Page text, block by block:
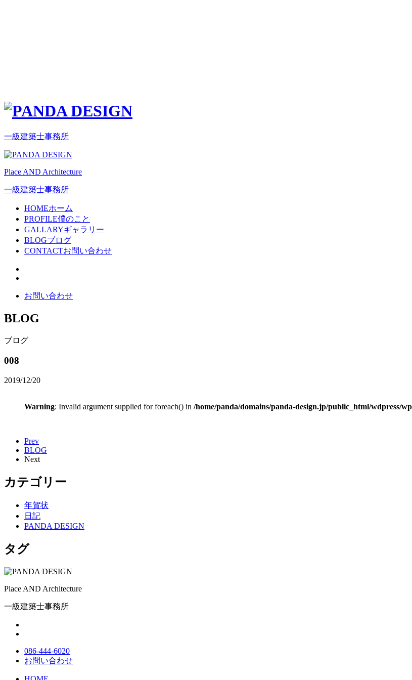
一級建築士事務所
Place AND Architecture
一級建築士事務所
HOMEホーム
PROFILE僕のこと
GALLARYギャラリー
BLOGブログ
CONTACTお問い合わせ
お問い合わせ
BLOG
ブログ
008
2019/12/20
Warning: Invalid argument supplied for foreach() in /home/panda/domains/panda-design.jp/public_html/wdpress/
Prev
BLOG
Next
カテゴリー
年賀状
日記
PANDA DESIGN
タグ
Place AND Architecture
一級建築士事務所
086-444-6020
お問い合わせ